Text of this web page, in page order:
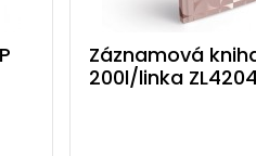
Záznamová
200l/linka ZL4204